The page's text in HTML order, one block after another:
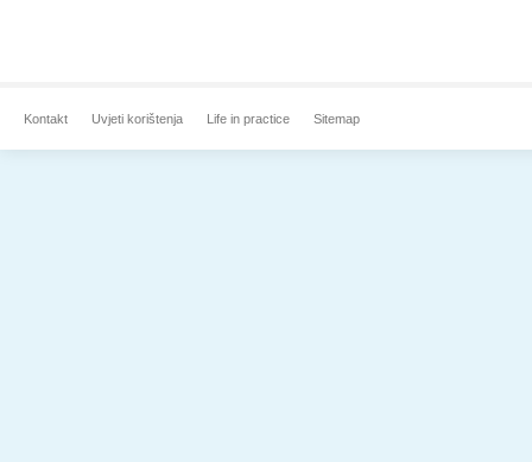
Kontakt Uvjeti korištenja Life in practice Sitemap